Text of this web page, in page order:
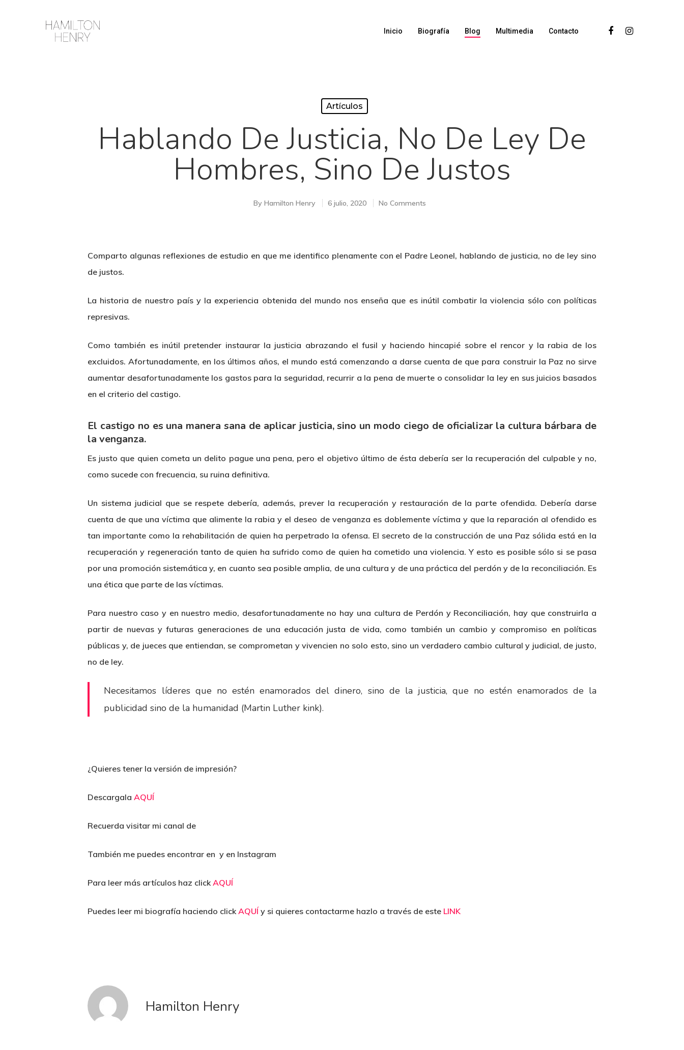
Hit enter to search or ESC to close
Inicio Biografía Blog Multimedia Contacto
Artículos
Hablando De Justicia, No De Ley De
Hombres, Sino De Justos
By Hamilton Henry 6 julio, 2020 No Comments
Comparto algunas reflexiones de estudio en que me identifico plenamente con el Padre Leonel, hablando de justicia, no de ley sino
de justos.
La historia de nuestro país y la experiencia obtenida del mundo nos enseña que es inútil combatir la violencia sólo con políticas
represivas.
Como también es inútil pretender instaurar la justicia abrazando el fusil y haciendo hincapié sobre el rencor y la rabia de los
excluidos. Afortunadamente, en los últimos años, el mundo está comenzando a darse cuenta de que para construir la Paz no sirve
aumentar desafortunadamente los gastos para la seguridad, recurrir a la pena de muerte o consolidar la ley en sus juicios basados
en el criterio del castigo.
El castigo no es una manera sana de aplicar justicia, sino un modo ciego de oficializar la cultura bárbara de
la venganza.
Es justo que quien cometa un delito pague una pena, pero el objetivo último de ésta debería ser la recuperación del culpable y no,
como sucede con frecuencia, su ruina definitiva.
Un sistema judicial que se respete debería, además, prever la recuperación y restauración de la parte ofendida. Debería darse
cuenta de que una víctima que alimente la rabia y el deseo de venganza es doblemente víctima y que la reparación al ofendido es
tan importante como la rehabilitación de quien ha perpetrado la ofensa. El secreto de la construcción de una Paz sólida está en la
recuperación y regeneración tanto de quien ha sufrido como de quien ha cometido una violencia. Y esto es posible sólo si se pasa
por una promoción sistemática y, en cuanto sea posible amplia, de una cultura y de una práctica del perdón y de la reconciliación. Es
una ética que parte de las víctimas.
Para nuestro caso y en nuestro medio, desafortunadamente no hay una cultura de Perdón y Reconciliación, hay que construirla a
partir de nuevas y futuras generaciones de una educación justa de vida, como también un cambio y compromiso en políticas
públicas y, de jueces que entiendan, se comprometan y vivencien no solo esto, sino un verdadero cambio cultural y judicial, de justo,
no de ley.
Necesitamos líderes que no estén enamorados del dinero, sino de la justicia, que no estén enamorados de la
publicidad sino de la humanidad (Martin Luther kink).
¿Quieres tener la versión de impresión?
Descargala AQUÍ
Recuerda visitar mi canal de
También me puedes encontrar en y en Instagram
Para leer más artículos haz clickAQUÍ
Puedes leer mi biografía haciendo clickAQUÍ y si quieres contactarme hazlo a través de este LINK
Hamilton Henry